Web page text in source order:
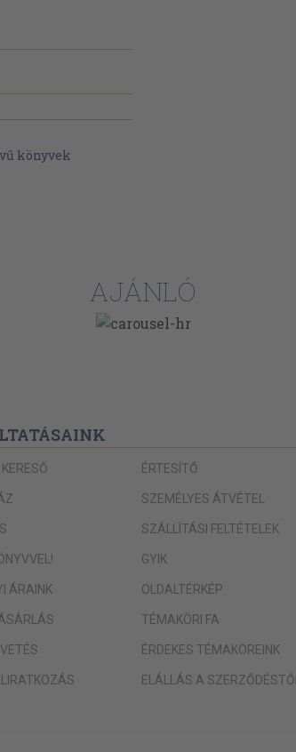
könyvek
AJÁNLÓ
ÁRAINK
ÉRTESÍTŐ
SZEMÉLYES ÁTVÉTEL
SZÁLLÍTÁSI FELTÉTELEK
GYIK
OLDALTÉRKÉP
TÉMAKÖRI FA
ÉRDEKES TÉMAKÖREINK
ELÁLLÁS A SZERZŐDÉSTŐL